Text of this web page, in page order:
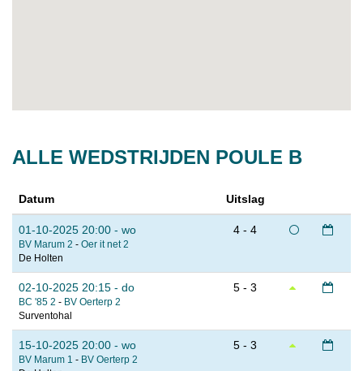
ALLE WEDSTRIJDEN POULE B
Datum Uitslag
01-10-2025 20:00 - wo
BV Marum 2 - Oer it net 2
De Holten
4 - 4
02-10-2025 20:15 - do
BC '85 2 - BV Oerterp 2
Surventohal
5 - 3
15-10-2025 20:00 - wo
BV Marum 1 - BV Oerterp 2
5 - 3